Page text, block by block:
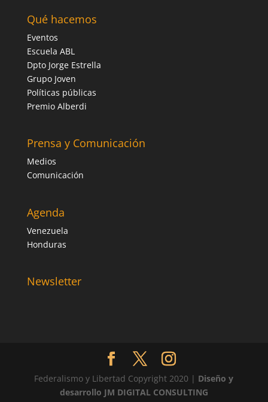
Qué hacemos
Eventos
Escuela ABL
Dpto Jorge Estrella
Grupo Joven
Políticas públicas
Premio Alberdi
Prensa y Comunicación
Medios
Comunicación
Agenda
Venezuela
Honduras
Newsletter
Federalismo y Libertad Copyright 2020 | Diseño y
desarrollo JM DIGITAL CONSULTING